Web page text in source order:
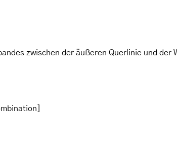
zwischen der äußeren Querlinie und der